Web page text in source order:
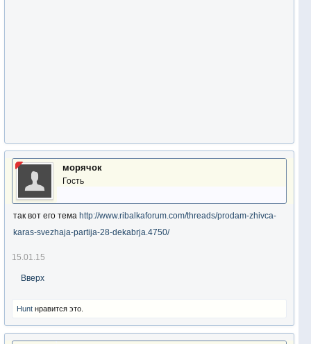
морячoк
Гость
так вот его тема http://www.ribalkaforum.com/threads/prodam-zhivca-
karas-svezhaja-partija-28-dekabrja.4750/
15.01.15
Вверх
Hunt нравится это.